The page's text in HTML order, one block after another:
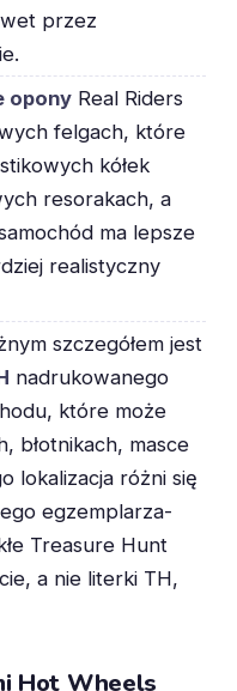
przez
opony Real Riders
felgach, które
kółek
resorakach, a
ma lepsze
realistyczny
szczegółem jest
nadrukowanego
które może
błotnikach, masce
lokalizacja różni się
egzemplarza-
Treasure Hunt
a nie literki TH,
Hot Wheels